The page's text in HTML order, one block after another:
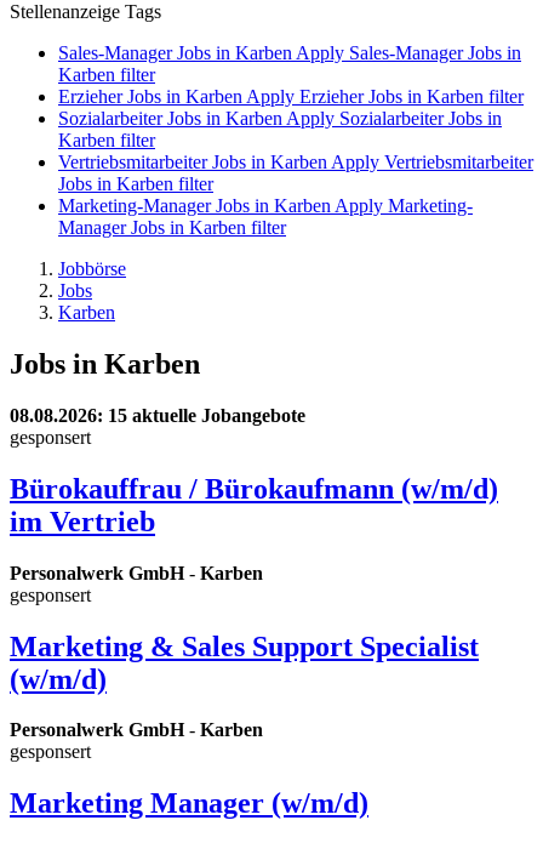
Stellenanzeige Tags
Sales-Manager Jobs in Karben Apply Sales-Manager Jobs in
Karben filter
Erzieher Jobs in Karben Apply Erzieher Jobs in Karben filter
Sozialarbeiter Jobs in Karben Apply Sozialarbeiter Jobs in
Karben filter
Vertriebsmitarbeiter Jobs in Karben Apply Vertriebsmitarbeiter
Jobs in Karben filter
Marketing-Manager Jobs in Karben Apply Marketing-
Manager Jobs in Karben filter
Jobbörse
Jobs
Karben
Jobs in Karben
08.08.2026: 15 aktuelle Jobangebote
gesponsert
Bürokauffrau / Bürokaufmann (w/m/d)
im Vertrieb
Personalwerk GmbH- Karben
gesponsert
Marketing & Sales Support Specialist
(w/m/d)
Personalwerk GmbH- Karben
gesponsert
Marketing Manager (w/m/d)